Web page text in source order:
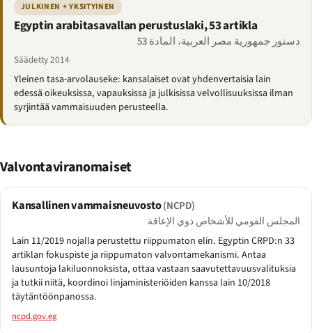
JULKINEN + YKSITYINEN
Egyptin arabitasavallan perustuslaki, 53 artikla
دستور جمهورية مصر العربية، المادة 53
Säädetty 2014
Yleinen tasa-arvolauseke: kansalaiset ovat yhdenvertaisia lain
edessä oikeuksissa, vapauksissa ja julkisissa velvollisuuksissa ilman
syrjintää vammaisuuden perusteella.
Valvontaviranomaiset
Kansallinen vammaisneuvosto(NCPD)
المجلس القومي للأشخاص ذوي الإعاقة
Lain 11/2019 nojalla perustettu riippumaton elin. Egyptin CRPD:n 33
artiklan fokuspiste ja riippumaton valvontamekanismi. Antaa
lausuntoja lakiluonnoksista, ottaa vastaan saavutettavuusvalituksia
ja tutkii niitä, koordinoi linjaministeriöiden kanssa lain 10/2018
täytäntöönpanossa.
ncpd.gov.eg